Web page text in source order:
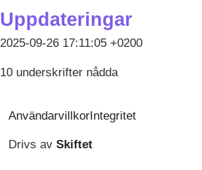
Uppdateringar
2025-09-26 17:11:05 +0200
10 underskrifter nådda
AnvändarvillkorIntegritet
Drivs av Skiftet